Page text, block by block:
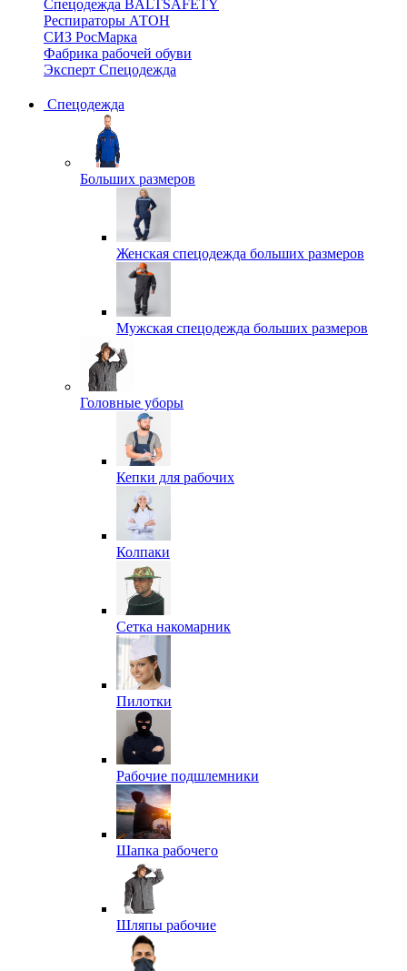
Спецодежда BALTSAFETY
Респираторы АТОН
СИЗ РосМарка
Фабрика рабочей обуви
Эксперт Спецодежда
Спецодежда
Больших размеров
Женская спецодежда больших размеров
Мужская спецодежда больших размеров
Головные уборы
Кепки для рабочих
Колпаки
Сетка накомарник
Пилотки
Рабочие подшлемники
Шапка рабочего
Шляпы рабочие